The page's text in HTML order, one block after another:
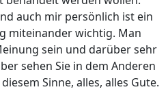
auch mir persönlich ist ein
miteinander wichtig. Man
sein und darüber sehr
sehen Sie in dem Anderen
Sinne, alles, alles Gute.